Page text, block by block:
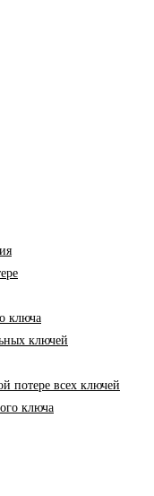
ключа
ключей
потере всех ключей
ключа